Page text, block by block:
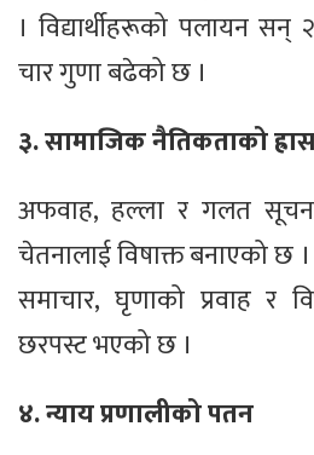
। विद्यार्थीहरूको पलायन
चार गुणा बढेको छ ।
३. सामाजिक नैतिकताको
अफवाह, हल्ला र गलत
चेतनालाई विषाक्त बनाएको छ
समाचार, घृणाको प्रवाह र
छरपस्ट भएको छ ।
४. न्याय प्रणालीको पतन